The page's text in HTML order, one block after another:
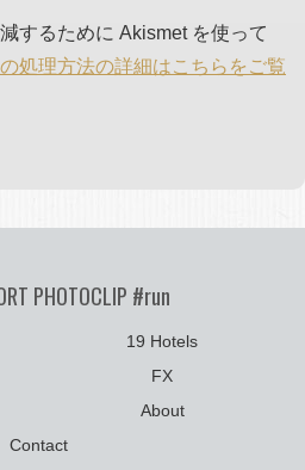
するために Akismet を使って
処理方法の詳細はこちらをご覧
PHOTOCLIP #run
19 Hotels
FX
About
Contact